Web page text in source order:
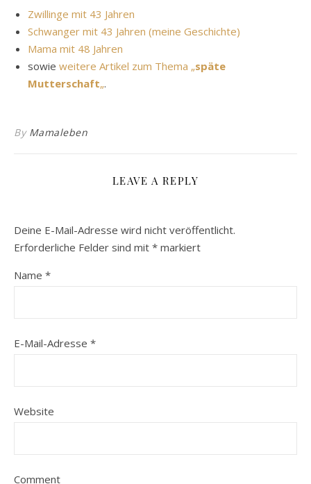
Zwillinge mit 43 Jahren
Schwanger mit 43 Jahren (meine Geschichte)
Mama mit 48 Jahren
sowie weitere Artikel zum Thema „späte
Mutterschaft„.
By Mamaleben
LEAVE A REPLY
Deine E-Mail-Adresse wird nicht veröffentlicht.
Erforderliche Felder sind mit * markiert
Name *
E-Mail-Adresse *
Website
Comment